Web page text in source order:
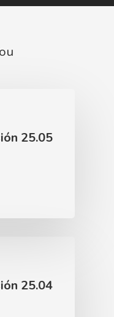
25.05
25.04